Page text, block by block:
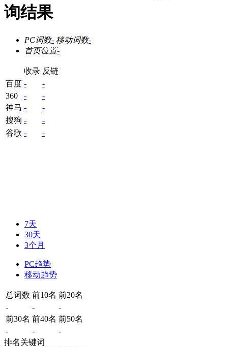
询结果
PC词数- 移动词数-
首页位置-
收录 反链
百度 -
-
360
-
-
神马 -
-
搜狗 -
-
谷歌 - -
7天
30天
3个月
PC趋势
移动趋势
总词数 前10名 前20名
-
-
-
前30名 前40名 前50名
-
-
-
排名关键词